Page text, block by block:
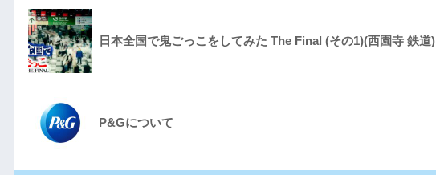
日本全国で鬼ごっこをしてみた The Final (その1)(西園寺 鉄道)
P&Gについて